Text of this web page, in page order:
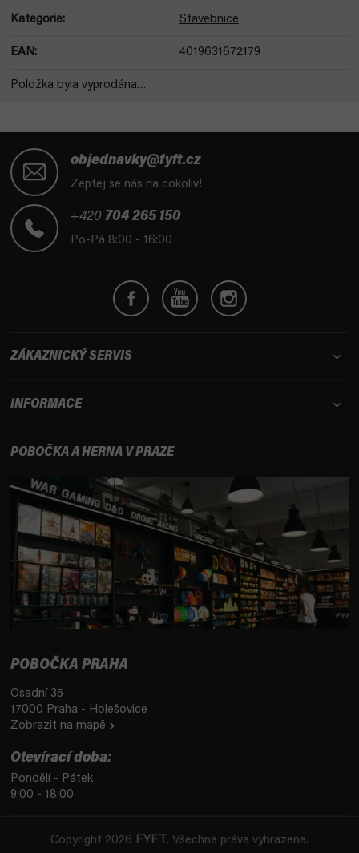
Kategorie: Stavebnice
EAN: 4019631672179
Položka byla vyprodána…
objednavky@fyft.cz
Zeptej se nás na cokoliv!
+420 704 265 150
Po-Pá 8:00 - 16:00
ZÁKAZNICKÝ SERVIS
INFORMACE
POBOČKA A HERNA V PRAZE
POBOČKA PRAHA
Osadní 35
17000 Praha - Holešovice
Zobrazit na mapě
Otevírací doba:
Pondělí - Pátek
9:00 - 18:00
Copyright 2026 FYFT . Všechna práva vyhrazena.